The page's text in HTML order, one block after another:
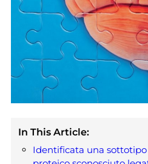
In This Article:
Identificata una sottotipo